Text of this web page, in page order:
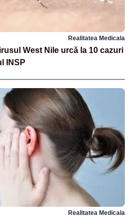
Realitatea Medicala
West Nile urcă la 10 cazuri
INSP
Realitatea Medicala